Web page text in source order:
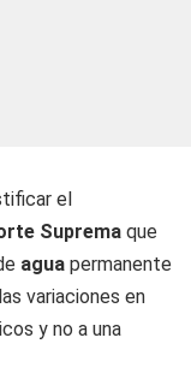
el
Suprema que
agua permanente
variaciones en
y no a una